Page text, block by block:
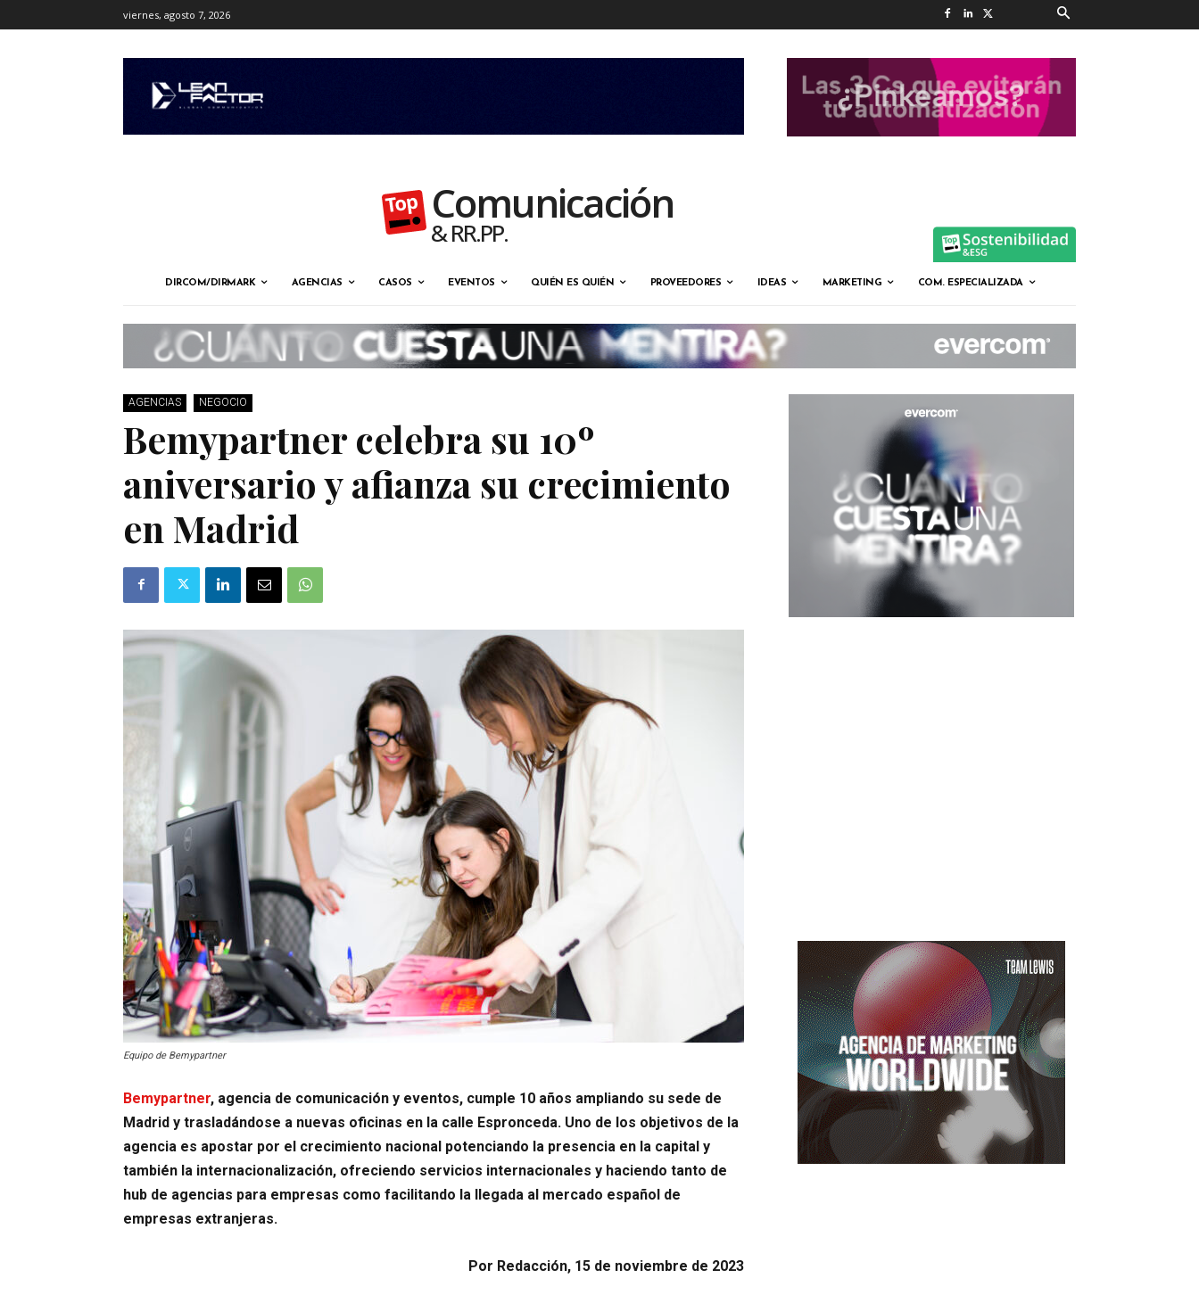
viernes, agosto 7, 2026
Comunicación
& RR.PP.
DIRCOM/DIRMARK AGENCIAS CASOS EVENTOS QUIÉN ES QUIÉN PROVEEDORES IDEAS MARKETING COM. ESPECIALIZADA
AGENCIAS NEGOCIO
Bemypartner celebra su 10º
aniversario y afianza su crecimiento
en Madrid
Equipo de Bemypartner
Bemypartner, agencia de comunicación y eventos, cumple 10 años ampliando su sede de
Madrid y trasladándose a nuevas oficinas en la calle Espronceda. Uno de los objetivos de la
agencia es apostar por el crecimiento nacional potenciando la presencia en la capital y
también la internacionalización, ofreciendo servicios internacionales y haciendo tanto de
hub de agencias para empresas como facilitando la llegada al mercado español de
empresas extranjeras.
Por Redacción, 15 de noviembre de 2023